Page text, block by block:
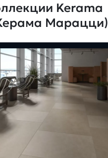
Kerama
Марацци)